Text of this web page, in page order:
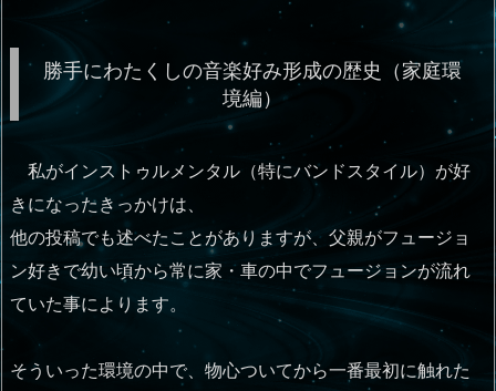
勝手にわたくしの音楽好み形成の歴史（家庭環
境編）
私がインストゥルメンタル（特にバンドスタイル）が好
きになったきっかけは、
他の投稿でも述べたことがありますが、父親がフュージョ
ン好きで幼い頃から常に家・車の中でフュージョンが流れ
ていた事によります。
そういった環境の中で、物心ついてから一番最初に触れた